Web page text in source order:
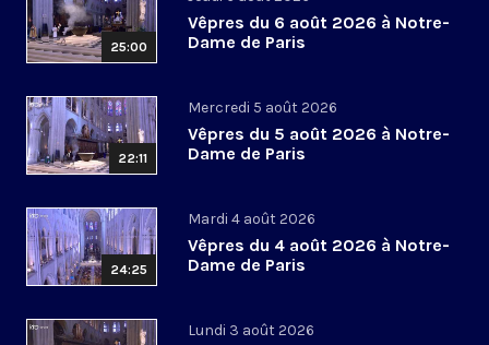
25:00
Vêpres du 6 août 2026 à Notre-
Dame de Paris
22:11
Mercredi 5 août 2026
Vêpres du 5 août 2026 à Notre-
Dame de Paris
24:25
Mardi 4 août 2026
Vêpres du 4 août 2026 à Notre-
Dame de Paris
Lundi 3 août 2026